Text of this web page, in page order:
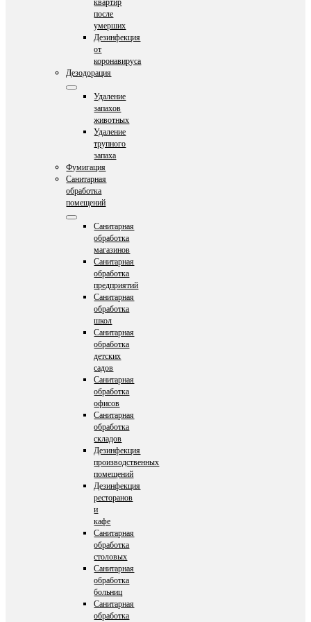
квартир
после
умерших
Дезинфекция
от
коронавируса
Дезодорация
Удаление
запахов
животных
Удаление
трупного
запаха
Фумигация
Санитарная
обработка
помещений
Санитарная
обработка
магазинов
Санитарная
обработка
предприятий
Санитарная
обработка
школ
Санитарная
обработка
детских
садов
Санитарная
обработка
офисов
Санитарная
обработка
складов
Дезинфекция
производственных
помещений
Дезинфекция
ресторанов
и
кафе
Санитарная
обработка
столовых
Санитарная
обработка
больниц
Санитарная
обработка